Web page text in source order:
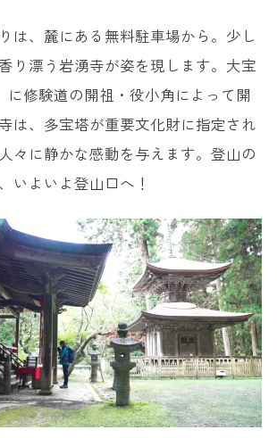
は、麓にある無料駐車場から。少し
り漂う岩湧寺が姿を現します。大宝
に修験道の開祖・役小角によって開
は、多宝塔が重要文化財に指定され
々に静かな感動を与えます。登山の
いよいよ登山口へ！